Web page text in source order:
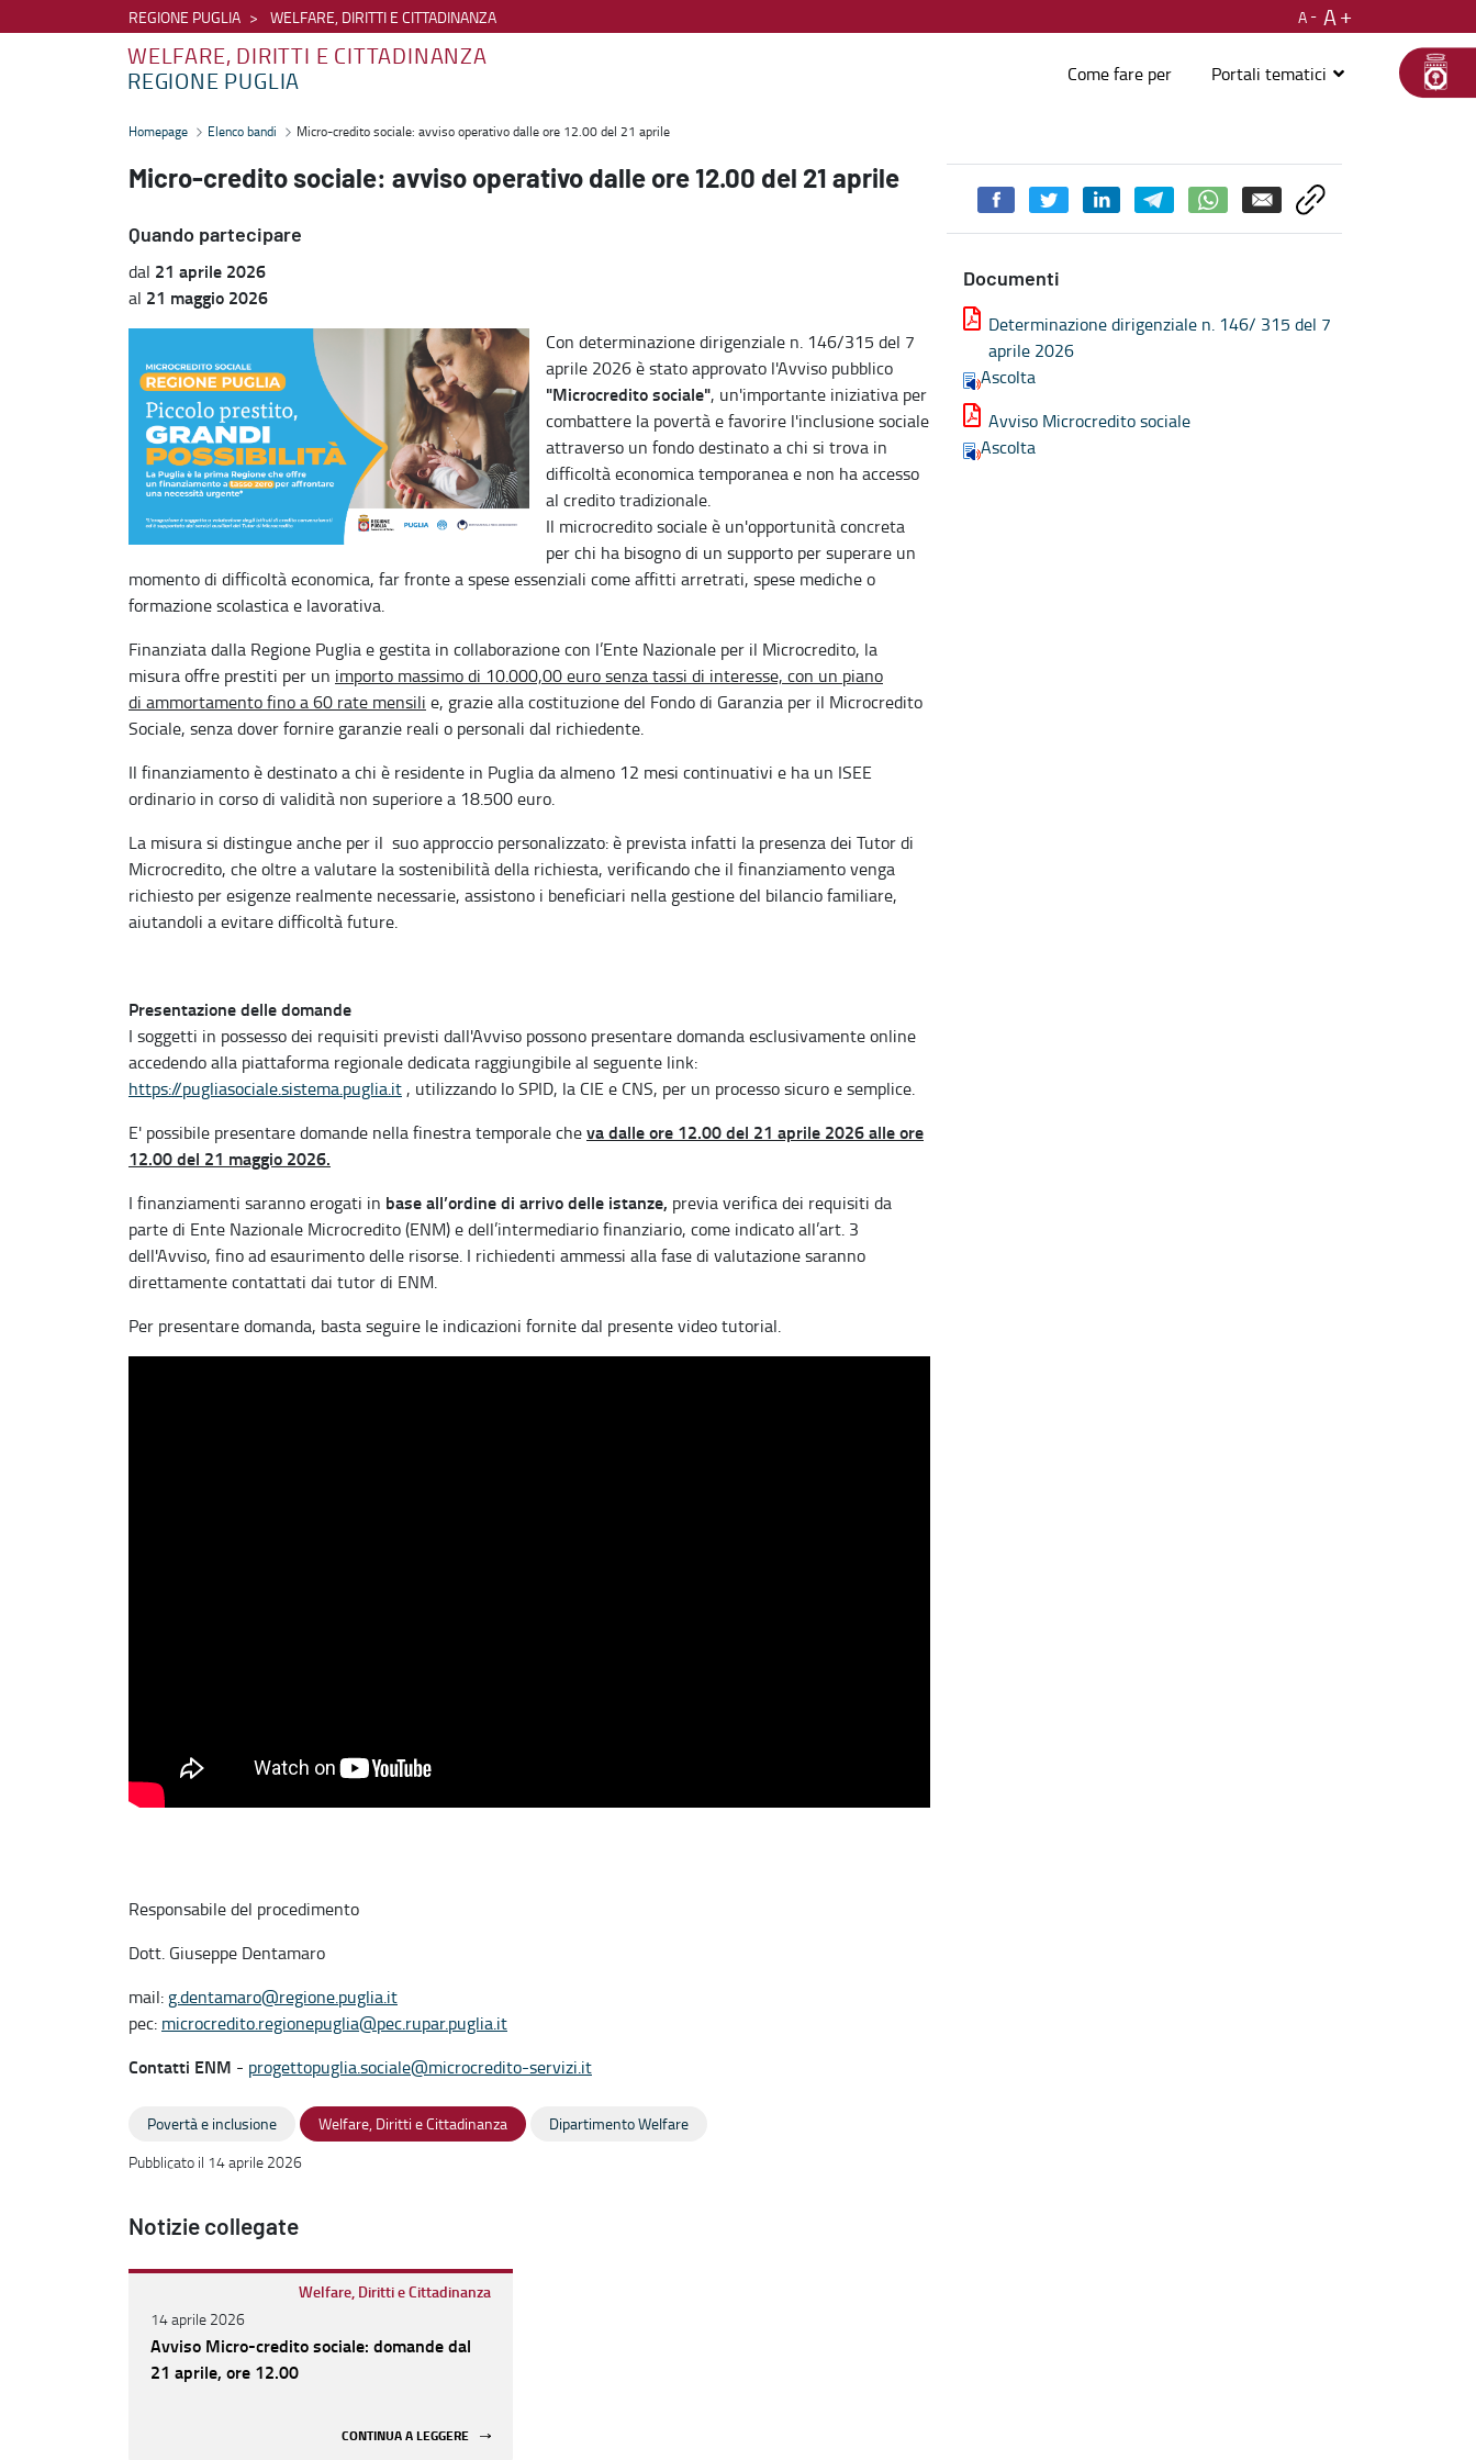
REGIONE PUGLIA WELFARE, DIRITTI E CITTADINANZA A
A
WELFARE, DIRITTI E CITTADINANZA
REGIONE PUGLIA
Come fare per Portali tematici
Micro-credito sociale: avviso operativo dalle ore 12.00 del 21 aprile - Welfare, diritti e cittadinanza
Homepage Elenco bandi Micro-credito sociale: avviso operativo dalle ore 12.00 del 21 aprile
Micro-credito sociale: avviso operativo dalle ore 12.00 del 21 aprile
Quando partecipare
dal 21 aprile 2026
al 21 maggio 2026
Con determinazione dirigenziale n. 146/315 del 7
aprile 2026 è stato approvato l'Avviso pubblico
"Microcredito sociale", un'importante iniziativa per
combattere la povertà e favorire l'inclusione sociale
attraverso un fondo destinato a chi si trova in
difficoltà economica temporanea e non ha accesso
al credito tradizionale.
Il microcredito sociale è un'opportunità concreta
per chi ha bisogno di un supporto per superare un
momento di difficoltà economica, far fronte a spese essenziali come affitti arretrati, spese mediche o
formazione scolastica e lavorativa.
Finanziata dalla Regione Puglia e gestita in collaborazione con l’Ente Nazionale per il Microcredito, la
misura offre prestiti per un importo massimo di 10.000,00 euro senza tassi di interesse, con un piano
di ammortamento fino a 60 rate mensili e, grazie alla costituzione del Fondo di Garanzia per il Microcredito
Sociale, senza dover fornire garanzie reali o personali dal richiedente.
Il finanziamento è destinato a chi è residente in Puglia da almeno 12 mesi continuativi e ha un ISEE
ordinario in corso di validità non superiore a 18.500 euro.
La misura si distingue anche per il suo approccio personalizzato: è prevista infatti la presenza dei Tutor di
Microcredito, che oltre a valutare la sostenibilità della richiesta, verificando che il finanziamento venga
richiesto per esigenze realmente necessarie, assistono i beneficiari nella gestione del bilancio familiare,
aiutandoli a evitare difficoltà future.
Presentazione delle domande
I soggetti in possesso dei requisiti previsti dall'Avviso possono presentare domanda esclusivamente online
accedendo alla piattaforma regionale dedicata raggiungibile al seguente link:
https://pugliasociale.sistema.puglia.it , utilizzando lo SPID, la CIE e CNS, per un processo sicuro e semplice.
E' possibile presentare domande nella finestra temporale cheva dalle ore 12.00 del 21 aprile 2026 alle ore
12.00 del 21 maggio 2026.
I finanziamenti saranno erogati in base all’ordine di arrivo delle istanze, previa verifica dei requisiti da
parte di Ente Nazionale Microcredito (ENM) e dell’intermediario finanziario, come indicato all’art. 3
dell'Avviso, fino ad esaurimento delle risorse. I richiedenti ammessi alla fase di valutazione saranno
direttamente contattati dai tutor di ENM.
Per presentare domanda, basta seguire le indicazioni fornite dal presente video tutorial.
Responsabile del procedimento
Dott. Giuseppe Dentamaro
mail: g.dentamaro@regione.puglia.it
pec: microcredito.regionepuglia@pec.rupar.puglia.it
Contatti ENM - progettopuglia.sociale@microcredito-servizi.it
Documenti
Determinazione dirigenziale n. 146/ 315 del 7
aprile 2026
Ascolta
Avviso Microcredito sociale
Ascolta
Povertà e inclusione Welfare, Diritti e Cittadinanza
Dipartimento Welfare
Pubblicato il 14 aprile 2026
Notizie collegate
Welfare, Diritti e Cittadinanza
14 aprile 2026
Avviso Micro-credito sociale: domande dal
21 aprile, ore 12.00
CONTINUA A LEGGERE